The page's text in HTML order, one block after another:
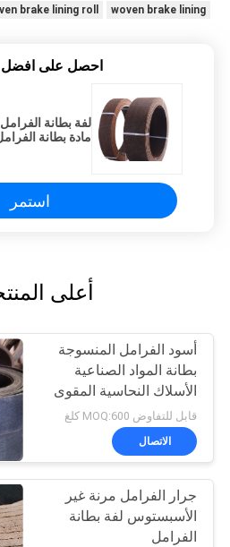
woven brake lining
brake lining roll
احصل على
لفة بطانة
مادة بطانة
استمر
أعلى
أسود الفرامل المنسوجة
بطانة المواد الصناعية
الأسلاك النحاسية المقوى
استخدام رافعة
قابل للتفاوض MOQ:600 كلغ
الاتصال
جرار الفرامل مرنة غير
الأسبستوس لفة بطانة
الفرامل